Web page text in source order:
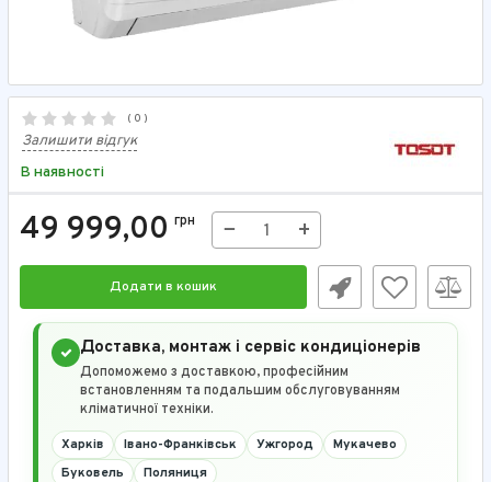
( 0 )
Залишити відгук
В наявності
49 999,00 грн − +
Додати в кошик
Доставка, монтаж і сервіс кондиціонерів
Допоможемо з доставкою, професійним
встановленням та подальшим обслуговуванням
кліматичної техніки.
Харків Івано-Франківськ Ужгород
Мукачево
Буковель
Поляниця